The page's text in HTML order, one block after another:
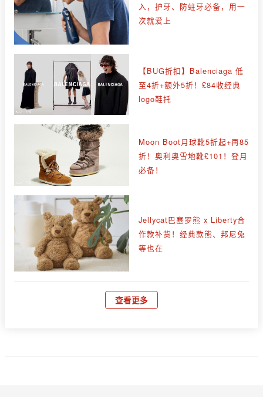
入，护牙、防蛀牙必备，用一
次就爱上
【BUG折扣】Balenciaga 低
至4折+额外5折！£84收经典
logo鞋托
Moon Boot月球靴5折起+再85
折！奥利奥雪地靴£101！登月
必备！
Jellycat巴塞罗熊 x Liberty合
作款补货！经典款熊、邦尼兔
等也在
查看更多